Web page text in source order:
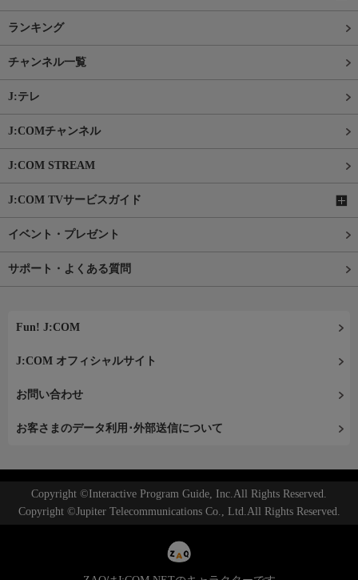
ランキング
チャンネル一覧
J:テレ
J:COMチャンネル
J:COM STREAM
J:COM TVサービスガイド
イベント・プレゼント
サポート・よくある質問
Fun! J:COM
J:COM オフィシャルサイト
お問い合わせ
お客さまのデータ利用･外部送信について
Copyright ©Interactive Program Guide, Inc.All Rights Reserved.
Copyright ©Jupiter Telecommunications Co., Ltd.All Rights Reserved.